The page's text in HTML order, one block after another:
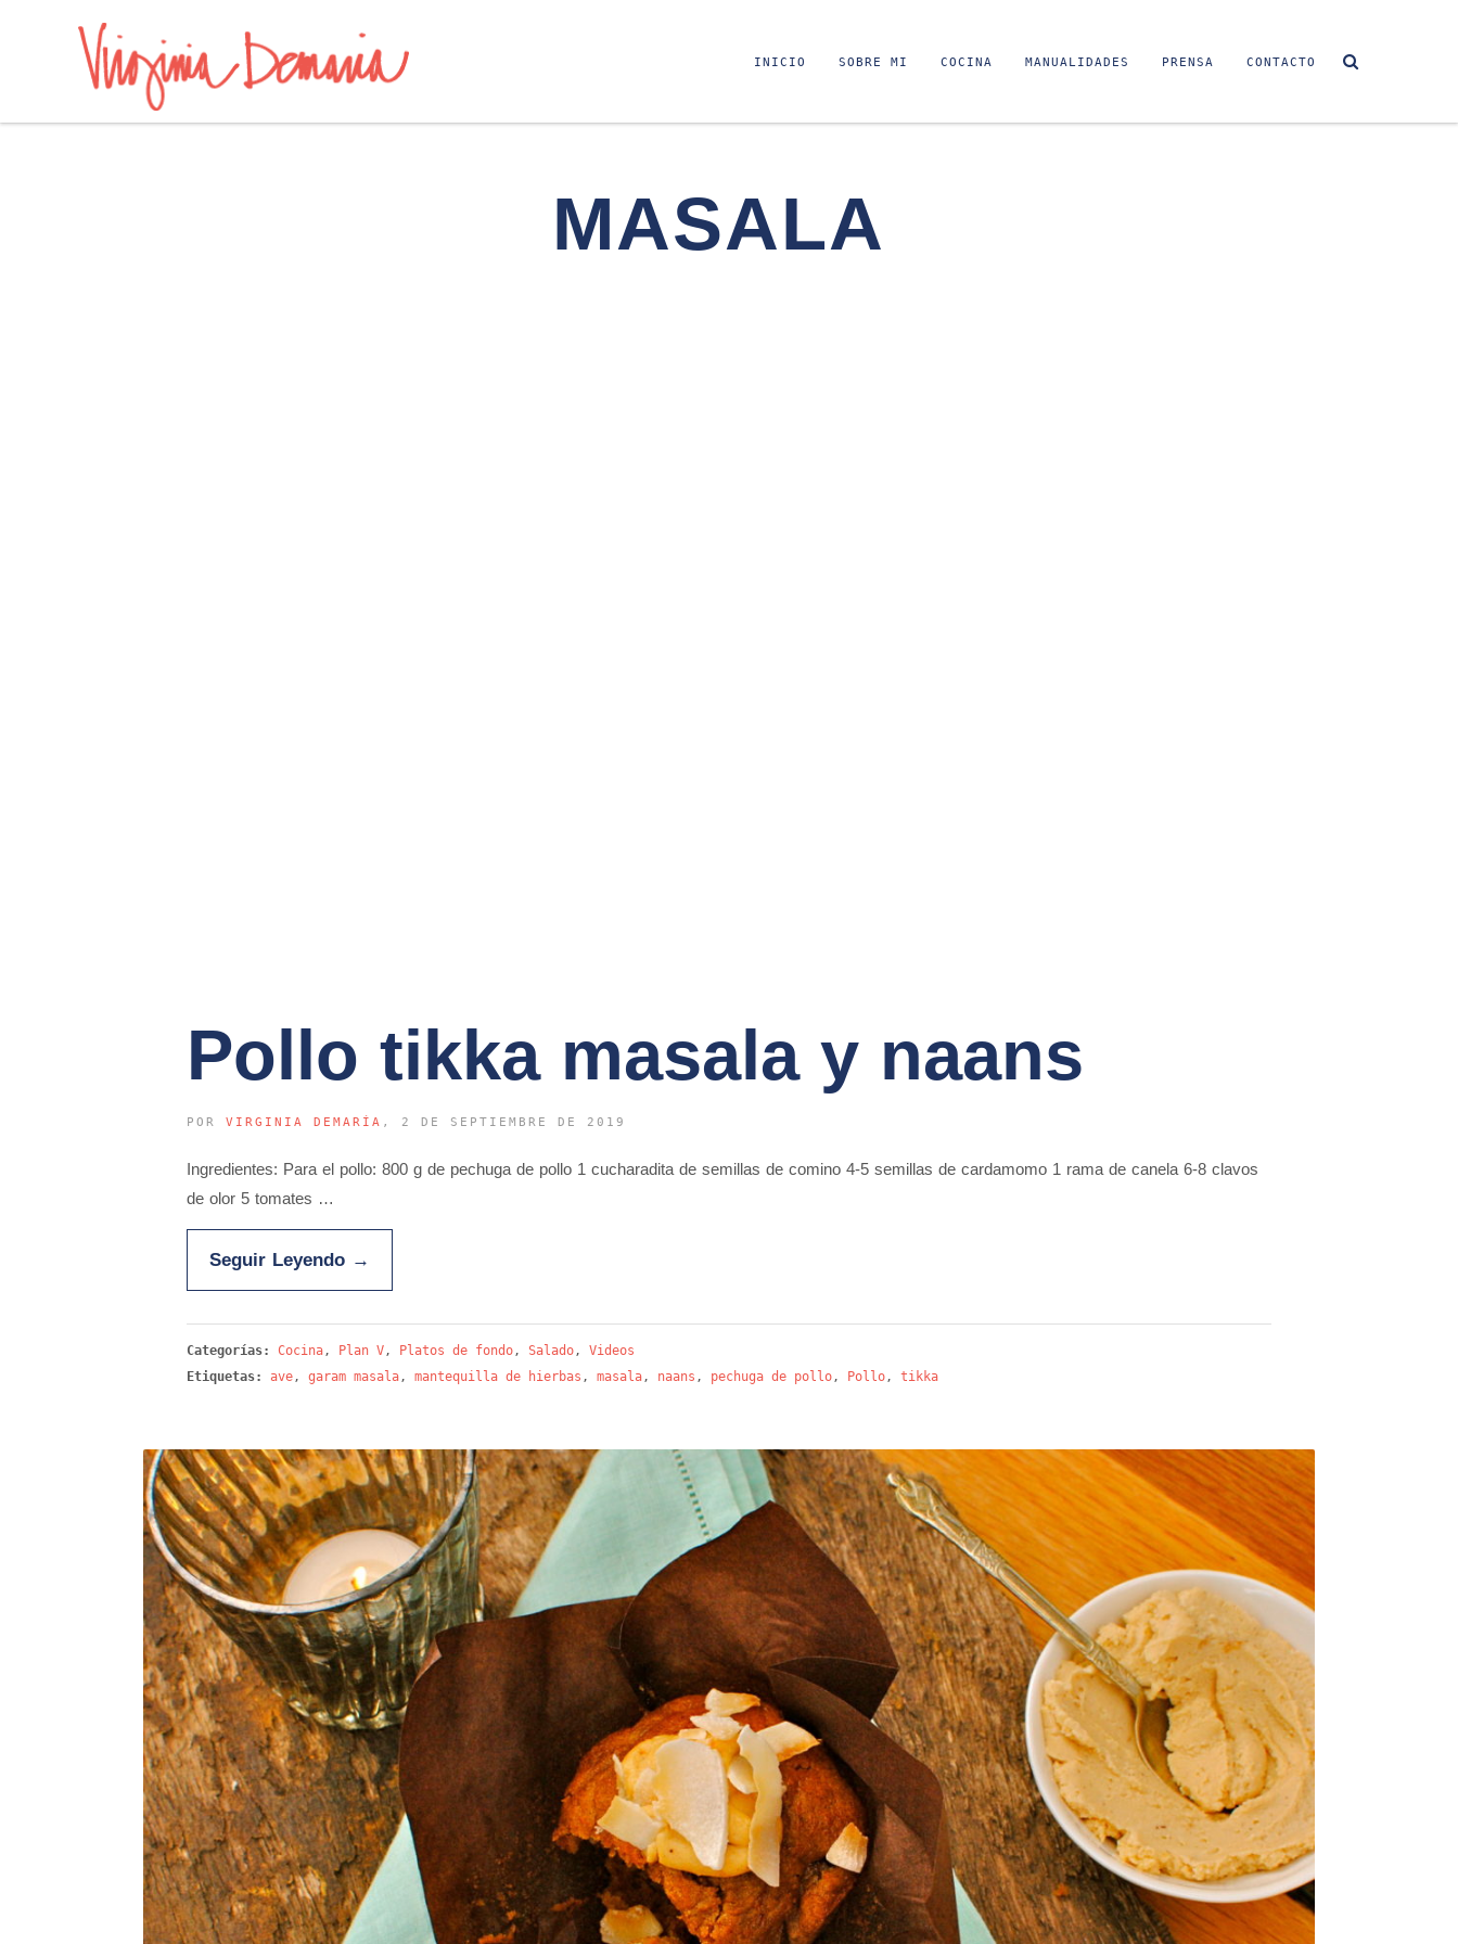
INICIO SOBRE MI COCINA MANUALIDADES PRENSA CONTACTO
MASALA
Pollo tikka masala y naans
POR VIRGINIA DEMARÍA , 2 DE SEPTIEMBRE DE 2019
Ingredientes: Para el pollo: 800 g de pechuga de pollo 1 cucharadita de semillas de comino 4-5 semillas de cardamomo 1 rama de canela 6-8 clavos
de olor 5 tomates …
Seguir Leyendo →
Categorías: Cocina , Plan V , Platos de fondo , Salado , Videos
Etiquetas:
ave , garam masala , mantequilla de hierbas , masala , naans , pechuga de pollo , Pollo , tikka